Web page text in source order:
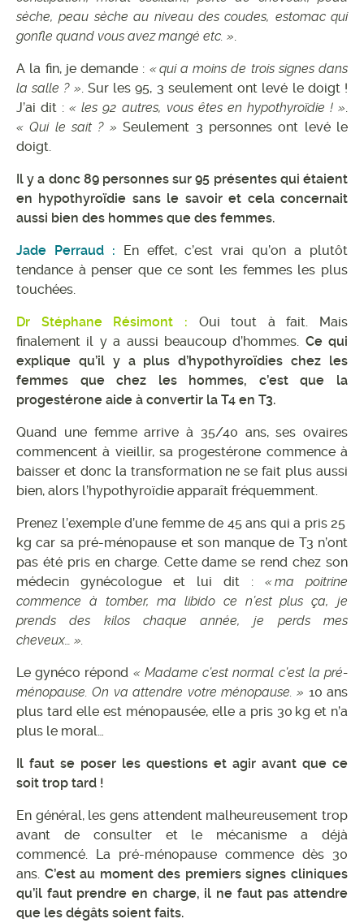
sèche, peau sèche au niveau des coudes, estomac qui
gonfle quand vous avez mangé etc. ».
A la fin, je demande : « qui a moins de trois signes dans
la salle ? ». Sur les 95, 3 seulement ont levé le doigt !
J’ai dit :« les 92 autres, vous êtes en hypothyroïdie ! ».
« Qui le sait ? » Seulement 3 personnes ont levé le
doigt.
Il y a donc 89 personnes sur 95 présentes qui étaient
en hypothyroïdie sans le savoir et cela concernait
aussi bien des hommes que des femmes.
Jade Perraud : En effet, c’est vrai qu’on a plutôt
tendance à penser que ce sont les femmes les plus
touchées.
Dr Stéphane Résimont : Oui tout à fait. Mais
finalement il y a aussi beaucoup d’hommes. Ce qui
explique qu’il y a plus d’hypothyroïdies chez les
femmes que chez les hommes, c’est que la
progestérone aide à convertir la T4 en T3.
Quand une femme arrive à 35/40 ans, ses ovaires
commencent à vieillir, sa progestérone commence à
baisser et donc la transformation ne se fait plus aussi
bien, alors l’hypothyroïdie apparaît fréquemment.
Prenez l’exemple d’une femme de 45 ans qui a pris 25
kg car sa pré-ménopause et son manque de T3 n’ont
pas été pris en charge. Cette dame se rend chez son
médecin gynécologue et lui dit : « ma poitrine
commence à tomber, ma libido ce n’est plus ça, je
prends des kilos chaque année, je perds mes
cheveux… ».
Le gynéco répond « Madame c’est normal c’est la pré-
ménopause. On va attendre votre ménopause. » 10 ans
plus tard elle est ménopausée, elle a pris 30 kg et n’a
plus le moral…
Il faut se poser les questions et agir avant que ce
soit trop tard !
En général, les gens attendent malheureusement trop
avant de consulter et le mécanisme a déjà
commencé. La pré-ménopause commence dès 30
ans. C’est au moment des premiers signes cliniques
qu’il faut prendre en charge, il ne faut pas attendre
que les dégâts soient faits.